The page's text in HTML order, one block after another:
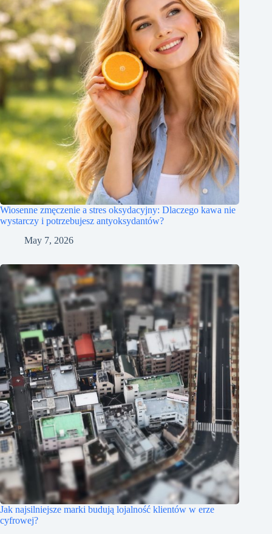
Wiosenne zmęczenie a stres oksydacyjny: Dlaczego kawa nie
wystarczy i potrzebujesz antyoksydantów?
May 7, 2026
Jak najsilniejsze marki budują lojalność klientów w erze
cyfrowej?